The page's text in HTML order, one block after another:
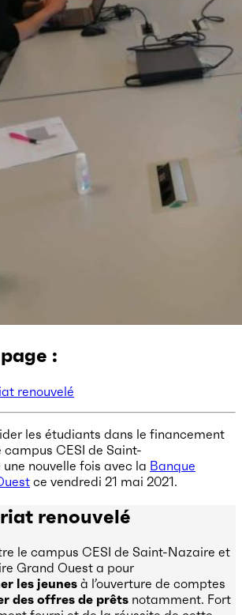
:
renouvelé
les étudiants dans le financement
campus CESI de Saint-
nouvelle fois avec la Banque
ce vendredi 21 mai 2021.
renouvelé
le campus CESI de Saint-Nazaire et
Grand Ouest a pour
les jeunes à l’ouverture de comptes
des offres de prêts notamment. Fort